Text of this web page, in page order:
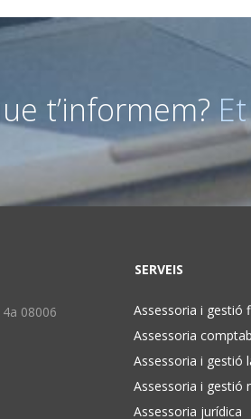
t’informem?
08006
SERVEIS
Assessoria i gestió
Assessoria
Assessoria i gestió
Assessoria i gestió
Assessoria jurídica